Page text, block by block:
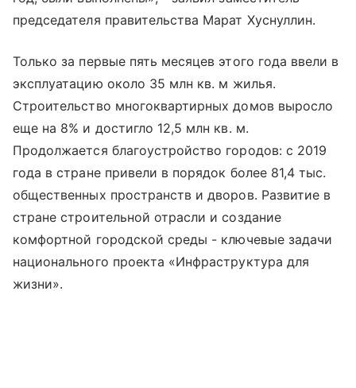
председателя правительства Марат Хуснуллин.
Только за первые пять месяцев этого года ввели в
эксплуатацию около 35 млн кв. м жилья.
Строительство многоквартирных домов выросло
еще на 8% и достигло 12,5 млн кв. м.
Продолжается благоустройство городов: с 2019
года в стране привели в порядок более 81,4 тыс.
общественных пространств и дворов. Развитие в
стране строительной отрасли и создание
комфортной городской среды - ключевые задачи
национального проекта «Инфраструктура для
жизни».